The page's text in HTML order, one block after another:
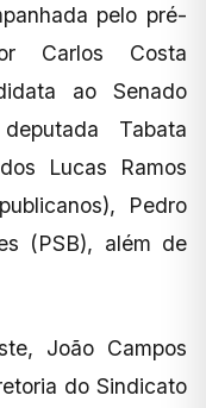
pelo pré-
Carlos Costa
ao Senado
Tabata
Lucas Ramos
Pedro
(PSB), além de
João Campos
do Sindicato